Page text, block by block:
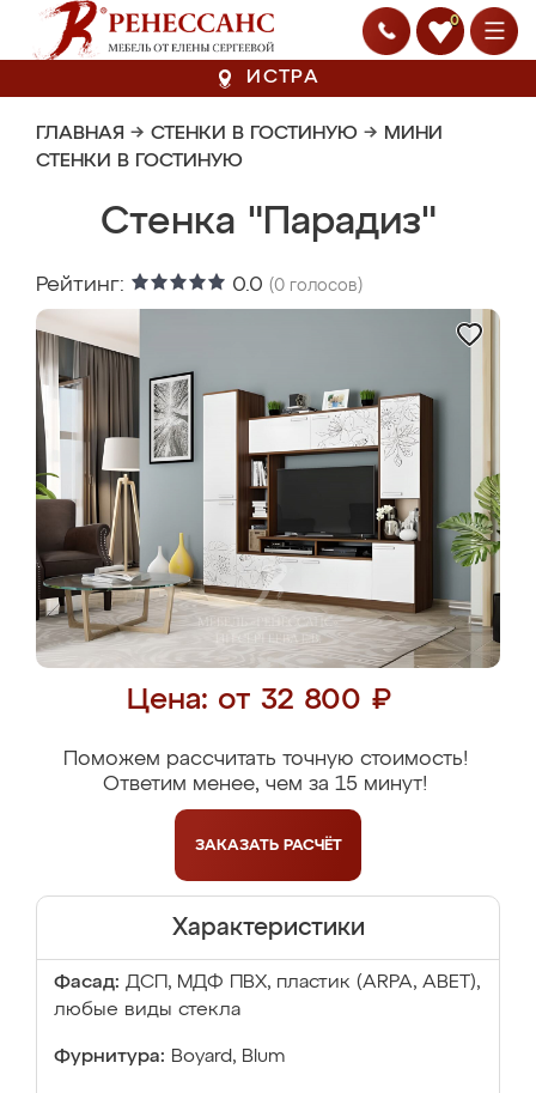
0
ИСТРА
ГЛАВНАЯ → СТЕНКИ В ГОСТИНУЮ → МИНИ
СТЕНКИ В ГОСТИНУЮ
Стенка "Парадиз"
Рейтинг: 0.0 (0 голосов)
Цена: от 32 800 ₽
Поможем рассчитать точную стоимость!
Ответим менее, чем за 15 минут!
ЗАКАЗАТЬ РАСЧЁТ
Характеристики
Фасад: ДСП, МДФ ПВХ, пластик (ARPA, ABET),
любые виды стекла
Фурнитура: Boyard, Blum